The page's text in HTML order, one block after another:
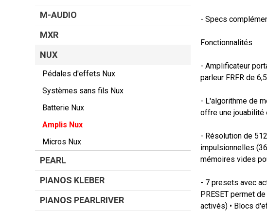
M-AUDIO
MXR
NUX
Pédales d'effets Nux
Systèmes sans fils Nux
Batterie Nux
Amplis Nux
Micros Nux
PEARL
PIANOS KLEBER
PIANOS PEARLRIVER
- Specs
Fonctionnalités
- Amplificateur
parleur FRFR de
- L'algorithme de
offre une
- Résolution de
impulsionnelles
mémoires vides
- 7 presets avec
PRESET permet
activés) • Blocs